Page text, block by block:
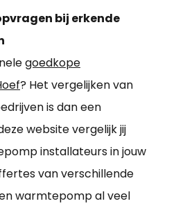
bij erkende
goedkope
? Het vergelijken van
is dan een
website vergelijk jij
installateurs in jouw
van verschillende
warmtepomp al veel